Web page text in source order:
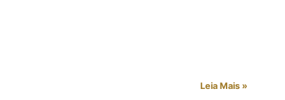
Leia Mais »